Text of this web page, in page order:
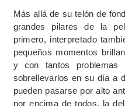
Más allá de su telón de
grandes pilares de la
primero, interpretado
pequeños momentos
y con tantos problemas
sobrellevarlos en su día a
pueden pasarse por alto
por encima de todos, la